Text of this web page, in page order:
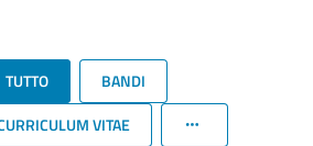
TUTTO
BANDI
VITAE